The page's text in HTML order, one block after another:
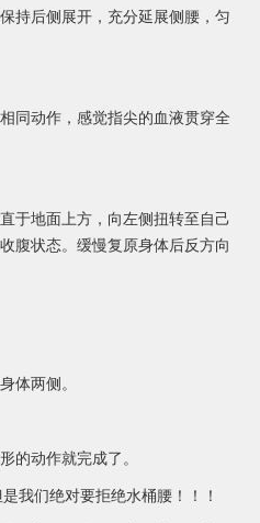
持后侧展开，充分延展侧腰，匀
同动作，感觉指尖的血液贯穿全
于地面上方，向左侧扭转至自己
腹状态。缓慢复原身体后反方向
体两侧。
的动作就完成了。
我们绝对要拒绝水桶腰！！！